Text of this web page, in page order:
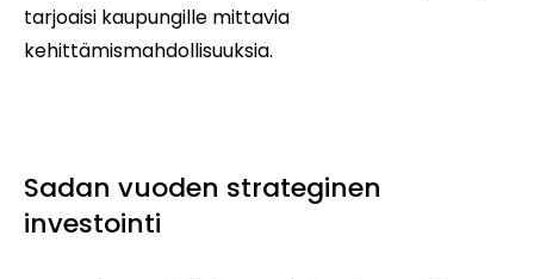
tarjoaisi kaupungille mittavia
kehittämismahdollisuuksia.
Sadan vuoden strateginen
investointi